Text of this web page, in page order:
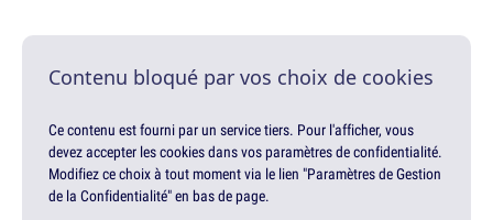
Contenu bloqué par vos choix de cookies
Ce contenu est fourni par un service tiers. Pour l'afficher, vous
devez accepter les cookies dans vos paramètres de confidentialité.
Modifiez ce choix à tout moment via le lien "Paramètres de Gestion
de la Confidentialité" en bas de page.